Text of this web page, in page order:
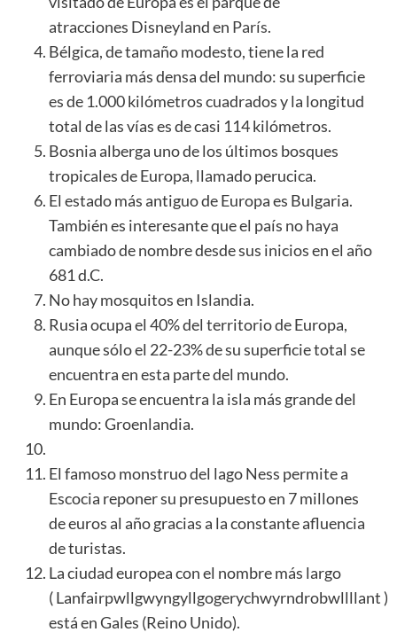
atracciones Disneyland en París.
Bélgica, de tamaño modesto, tiene la red
ferroviaria más densa del mundo: su superficie
es de 1.000 kilómetros cuadrados y la longitud
total de las vías es de casi 114 kilómetros.
Bosnia alberga uno de los últimos bosques
tropicales de Europa, llamado perucica.
El estado más antiguo de Europa es Bulgaria.
También es interesante que el país no haya
cambiado de nombre desde sus inicios en el año
681 d.C.
No hay mosquitos en Islandia.
Rusia ocupa el 40% del territorio de Europa,
aunque sólo el 22-23% de su superficie total se
encuentra en esta parte del mundo.
En Europa se encuentra la isla más grande del
mundo: Groenlandia.
El famoso monstruo del lago Ness permite a
Escocia reponer su presupuesto en 7 millones
de euros al año gracias a la constante afluencia
de turistas.
La ciudad europea con el nombre más largo
( Lanfairpwllgwyngyllgogerychwyrndrobwllllant )
está en Gales (Reino Unido).